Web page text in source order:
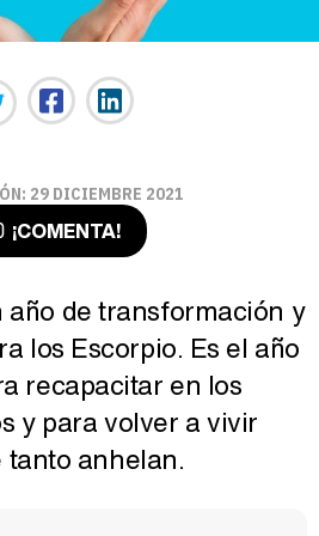
29 DICIEMBRE 2021
¡COMENTA!
año de transformación y
los Escorpio. Es el año
recapacitar en los
y para volver a vivir
anhelan.